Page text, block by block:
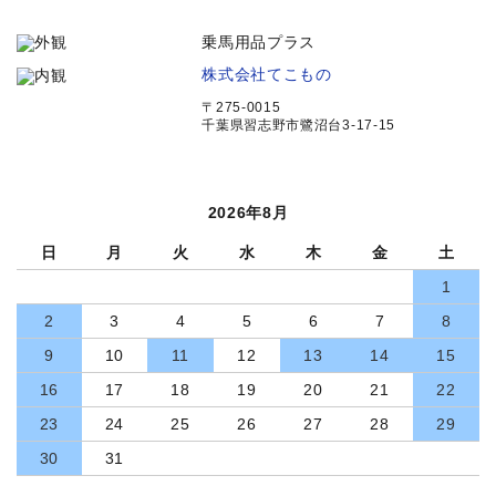
乗馬用品プラス
株式会社てこもの
〒275-0015
千葉県習志野市鷺沼台3-17-15
2026年8月
日 月 火 水 木 金
土
1
2
3 4 5 6 7
8
9
10 11 12 13 14
15
16
17 18 19 20 21
22
23
24 25 26 27 28
29
30
31